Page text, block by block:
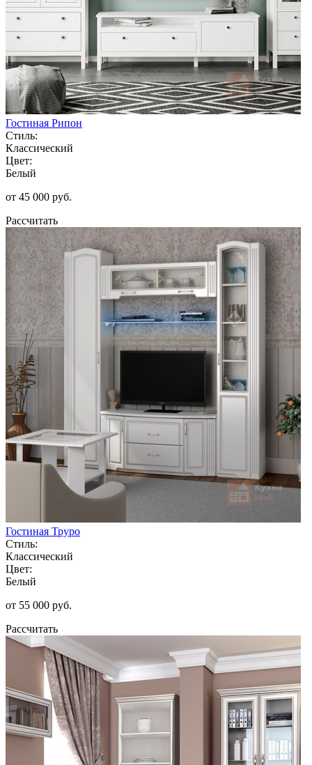
Гостиная Рипон
Стиль:
Классический
Цвет:
Белый
от 45 000 руб.
Рассчитать
Гостиная Труро
Стиль:
Классический
Цвет:
Белый
от 55 000 руб.
Рассчитать